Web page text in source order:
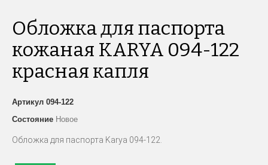
Обложка для паспорта
кожаная KARYA 094-122
красная капля
Артикул 094-122
Состояние Новое
Обложка для паспорта Karya 094-122.